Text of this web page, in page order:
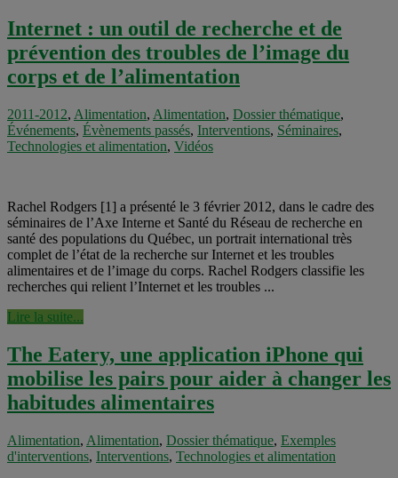
Internet : un outil de recherche et de
prévention des troubles de l’image du
corps et de l’alimentation
2011-2012, Alimentation, Alimentation, Dossier thématique,
Événements, Évènements passés, Interventions, Séminaires,
Technologies et alimentation, Vidéos
Rachel Rodgers [1] a présenté le 3 février 2012, dans le cadre des
séminaires de l’Axe Interne et Santé du Réseau de recherche en
santé des populations du Québec, un portrait international très
complet de l’état de la recherche sur Internet et les troubles
alimentaires et de l’image du corps. Rachel Rodgers classifie les
recherches qui relient l’Internet et les troubles ...
Lire la suite...
The Eatery, une application iPhone qui
mobilise les pairs pour aider à changer les
habitudes alimentaires
Alimentation, Alimentation, Dossier thématique, Exemples
d'interventions, Interventions, Technologies et alimentation